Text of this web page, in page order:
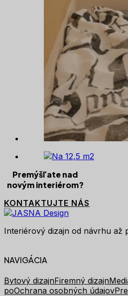
Premýšľate nad
novým interiérom?
KONTAKTUJTE NÁS
Interiérový dizajn od návrhu až
NAVIGÁCIA
Bytový dizajnFiremný dizajn
poOchrana osobných údajov